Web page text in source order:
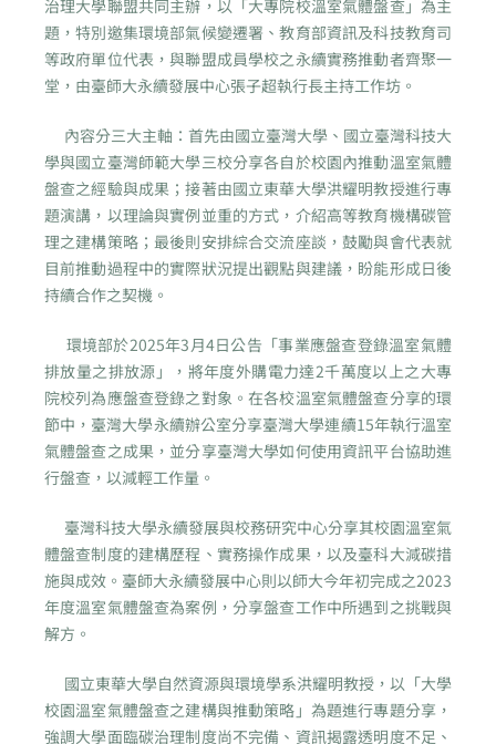
治理大學聯盟共同主辦，以「大專院校溫室氣體盤查」為主
題，特別邀集環境部氣候變遷署、教育部資訊及科技教育司
等政府單位代表，與聯盟成員學校之永續實務推動者齊聚一
堂，由臺師大永續發展中心張子超執行長主持工作坊。
內容分三大主軸：首先由國立臺灣大學、國立臺灣科技大
學與國立臺灣師範大學三校分享各自於校園內推動溫室氣體
盤查之經驗與成果；接著由國立東華大學洪耀明教授進行專
題演講，以理論與實例並重的方式，介紹高等教育機構碳管
理之建構策略；最後則安排綜合交流座談，鼓勵與會代表就
目前推動過程中的實際狀況提出觀點與建議，盼能形成日後
持續合作之契機。
環境部於2025年3月4日公告「事業應盤查登錄溫室氣體
排放量之排放源」，將年度外購電力達2千萬度以上之大專
院校列為應盤查登錄之對象。在各校溫室氣體盤查分享的環
節中，臺灣大學永續辦公室分享臺灣大學連續15年執行溫室
氣體盤查之成果，並分享臺灣大學如何使用資訊平台協助進
行盤查，以減輕工作量。
臺灣科技大學永續發展與校務研究中心分享其校園溫室氣
體盤查制度的建構歷程、實務操作成果，以及臺科大減碳措
施與成效。臺師大永續發展中心則以師大今年初完成之2023
年度溫室氣體盤查為案例，分享盤查工作中所遇到之挑戰與
解方。
國立東華大學自然資源與環境學系洪耀明教授，以「大學
校園溫室氣體盤查之建構與推動策略」為題進行專題分享，
強調大學面臨碳治理制度尚不完備、資訊揭露透明度不足、